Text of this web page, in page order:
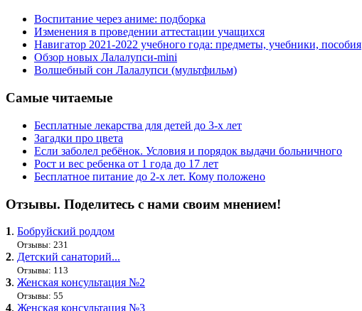
Воспитание через аниме: подборка
Изменения в проведении аттестации учащихся
Навигатор 2021-2022 учебного года: предметы, учебники, пособия
Обзор новых Лалалупси-mini
Волшебный сон Лалалупси (мультфильм)
Самые читаемые
Бесплатные лекарства для детей до 3-х лет
Загадки про цвета
Если заболел ребёнок. Условия и порядок выдачи больничного
Рост и вес ребенка от 1 года до 17 лет
Бесплатное питание до 2-х лет. Кому положено
Отзывы. Поделитесь с нами своим мнением!
1. Бобруйский роддом
Отзывы: 231
2. Детский санаторий...
Отзывы: 113
3. Женская консультация №2
Отзывы: 55
4. Женская консультация №3